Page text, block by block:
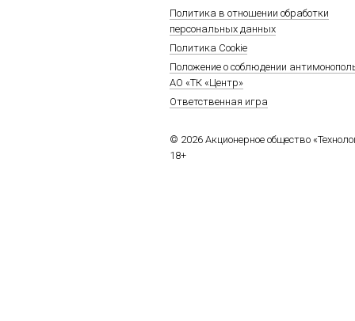
Политика в отношении обработки
персональных данных
Политика Cookie
Положение о соблюдении
АО «ТК «Центр»
Ответственная игра
© 2026 Акционерное общество
18+